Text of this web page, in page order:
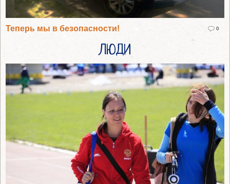
Теперь мы в безопасности! 0
ЛЮДИ